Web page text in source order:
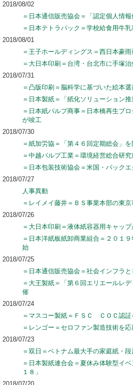
2018/08/02
＝日本通信販売協会＝「認定個人情
＝日本テトラパック＝学校給食用牛
2018/08/01
＝王子ホールディングス＝西日本豪
＝大日本印刷＝台湾・台北市に手塚
2018/07/31
＝凸版印刷＝脳科学に基づいた絵本
＝日本製紙＝「紙化ソリューション
＝日本紙パルプ商事＝日本橋再生プ
が竣工
2018/07/30
＝紙加労協＝「第４６回定期総会」を
＝中越パルプ工業＝環境経営総合研
＝日本包装技術協会＝米国・パック
2018/07/27
人事異動
＝レイメイ藤井＝ＢＳ事業本部の東
2018/07/26
＝大日本印刷＝液体紙容器用キャッ
＝日本洋紙板紙卸商業組合＝２０１
始
2018/07/25
＝日本通信販売協会＝社会インフラ
＝大王製紙＝「第６回エリエールレ
催
2018/07/24
＝マスコー製紙＝ＦＳＣ ＣＯＣ認証
＝レンゴー＝セロファン製造技術を
2018/07/23
＝双日＝ベトナム最大手の家庭紙・
＝日本製紙連合会＝夏休み体験型イ
１８」